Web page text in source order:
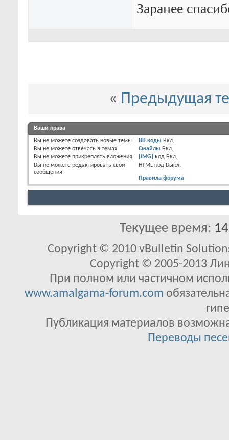
Заранее
« Предыдущая
Ваши права
Вы не можете создавать новые темы
Вы не можете отвечать в темах
Вы не можете прикреплять вложения
Вы не можете редактировать свои
сообщения
BB коды Вкл.
Смайлы Вкл.
[IMG] код Вкл.
HTML код Выкл.
Правила форума
Текущее время:
Copyright © 2010 vBulletin
Copyright © 2005-2013
При полном или частичном
www.amalgama-forum.com
Публикация материалов
Переводы